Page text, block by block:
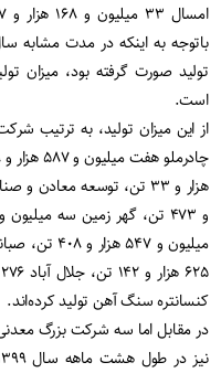
تولید صورت گرفته بود، میزان
است.
کنسانتره سنگ آهن تولید کرده‌اند.
در مقابل اما سه شرکت بزرگ